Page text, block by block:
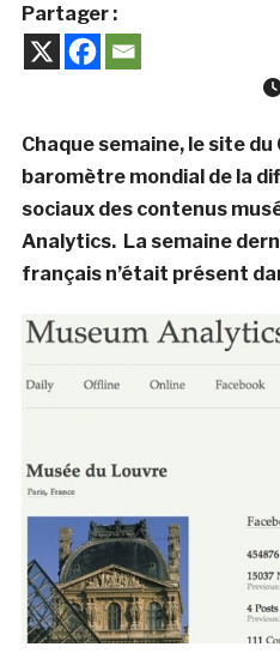
Partager :
Chaque semaine, le site du
baromètre mondial de la
sociaux des contenus
Analytics. La semaine
français n’était présent